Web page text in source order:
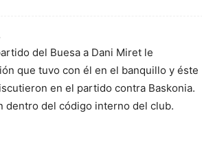
del Buesa a Dani Miret le
que tuvo con él en el banquillo y éste
en el partido contra Baskonia.
dentro del código interno del club.